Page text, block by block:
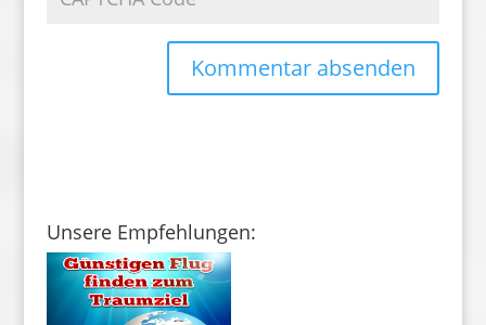
Unsere Empfehlungen: